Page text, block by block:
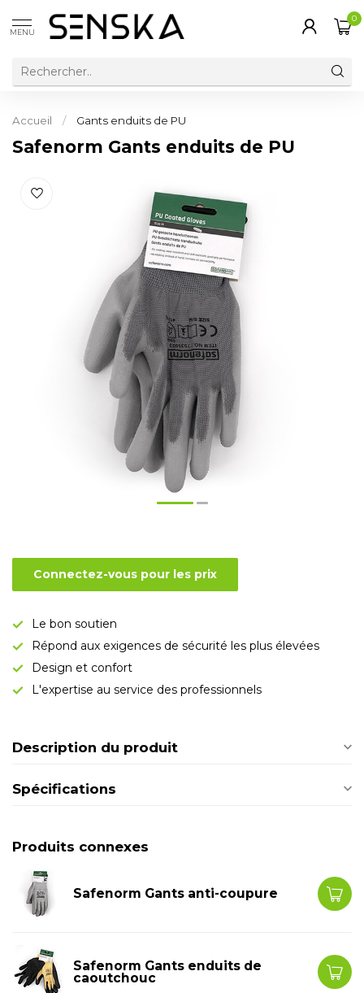
MENU
0
Accueil / Gants enduits de PU
Safenorm Gants enduits de PU
Connectez-vous pour les prix
Le bon soutien
Répond aux exigences de sécurité les plus élevées
Design et confort
L'expertise au service des professionnels
Description du produit
Spécifications
Produits connexes
Safenorm Gants anti-coupure
Safenorm Gants enduits de
caoutchouc